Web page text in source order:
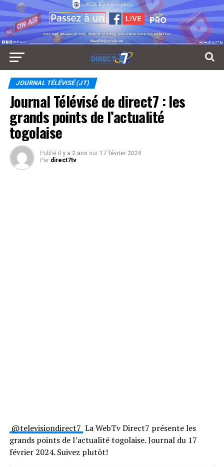
JOURNAL TÉLÉVISÉ (JT)
Journal Télévisé de direct7 : les
grands points de l’actualité
togolaise
Publié il y a 2 ans sur 17 février 2024
Par direct7tv
@televisiondirect7 La WebTv Direct7 présente les
grands points de l’actualité togolaise. Journal du 17
février 2024. Suivez plutôt!